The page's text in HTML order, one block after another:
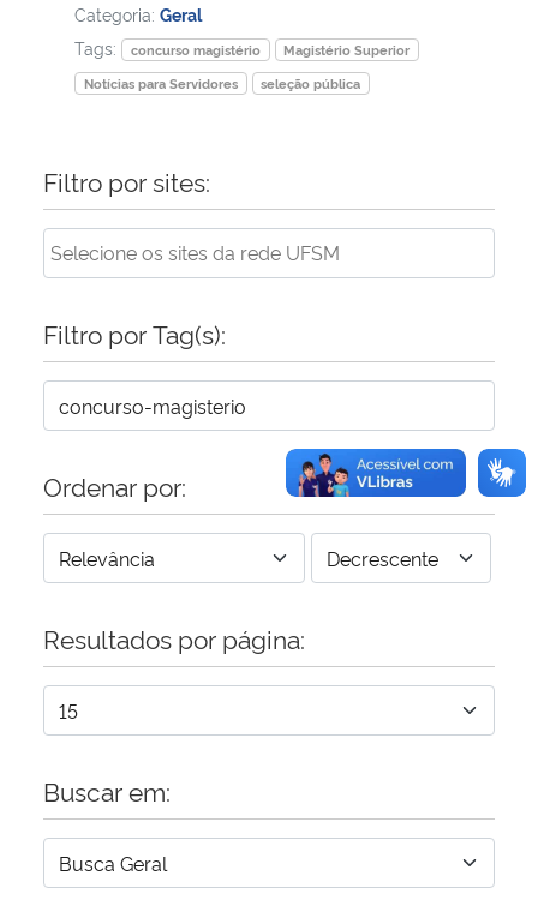
Categoria: Geral
Tags:
concurso magistério
Magistério Superior
Notícias para Servidores
seleção pública
Filtro por sites:
Filtro por Tag(s):
Ordenar por:
Resultados por página:
Buscar em: